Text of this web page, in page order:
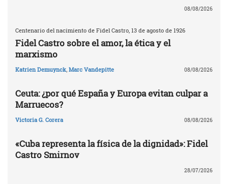
08/08/2026
Centenario del nacimiento de Fidel Castro, 13 de agosto de 1926
Fidel Castro sobre el amor, la ética y el
marxismo
Katrien Demuynck, Marc Vandepitte 08/08/2026
Ceuta: ¿por qué España y Europa evitan culpar a
Marruecos?
Victoria G. Corera 08/08/2026
«Cuba representa la física de la dignidad»: Fidel
Castro Smirnov
28/07/2026